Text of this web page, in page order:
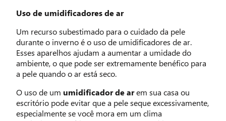
Uso de umidificadores de ar
Um recurso subestimado para o cuidado da pele
durante o inverno é o uso de umidificadores de ar.
Esses aparelhos ajudam a aumentar a umidade do
ambiente, o que pode ser extremamente benéfico para
a pele quando o ar está seco.
O uso de um umidificador de arem sua casa ou
escritório pode evitar que a pele seque excessivamente,
especialmente se você mora em um clima